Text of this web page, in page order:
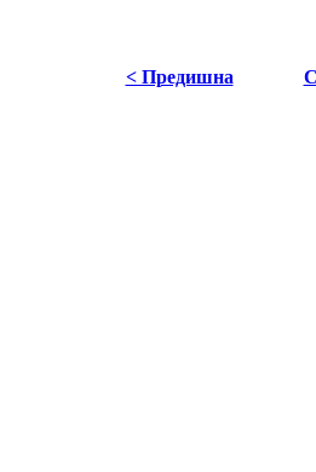
< Предишна